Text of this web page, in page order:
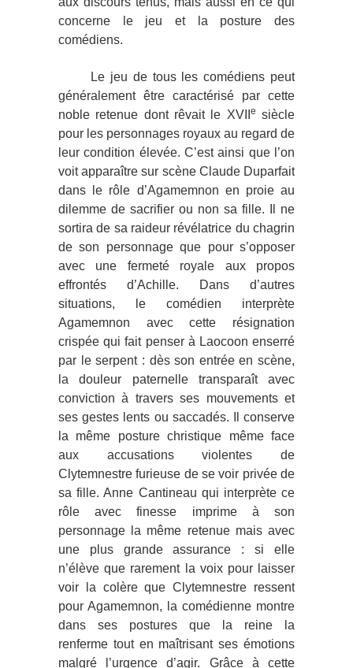
concerne le jeu et la posture des
comédiens.
Le jeu de tous les comédiens peut
généralement être caractérisé par cette
noble retenue dont rêvait le XVII e siècle
pour les personnages royaux au regard de
leur condition élevée. C’est ainsi que l’on
voit apparaître sur scène Claude Duparfait
dans le rôle d’Agamemnon en proie au
dilemme de sacrifier ou non sa fille. Il ne
sortira de sa raideur révélatrice du chagrin
de son personnage que pour s’opposer
avec une fermeté royale aux propos
effrontés d’Achille. Dans d’autres
situations, le comédien interprète
Agamemnon avec cette résignation
crispée qui fait penser à Laocoon enserré
par le serpent : dès son entrée en scène,
la douleur paternelle transparaît avec
conviction à travers ses mouvements et
ses gestes lents ou saccadés. Il conserve
la même posture christique même face
aux accusations violentes de
Clytemnestre furieuse de se voir privée de
sa fille. Anne Cantineau qui interprète ce
rôle avec finesse imprime à son
personnage la même retenue mais avec
une plus grande assurance : si elle
n’élève que rarement la voix pour laisser
voir la colère que Clytemnestre ressent
pour Agamemnon, la comédienne montre
dans ses postures que la reine la
renferme tout en maîtrisant ses émotions
malgré l’urgence d’agir. Grâce à cette